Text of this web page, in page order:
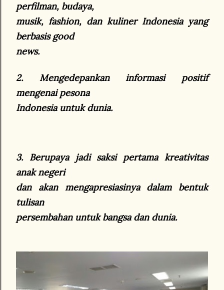
perfilman, budaya,
musik, fashion, dan kuliner Indonesia yang
berbasis good
news.
2. Mengedepankan informasi positif
mengenai pesona
Indonesia untuk dunia.
3. Berupaya jadi saksi pertama kreativitas
anak negeri
dan akan mengapresiasinya dalam bentuk
tulisan
persembahan untuk bangsa dan dunia.